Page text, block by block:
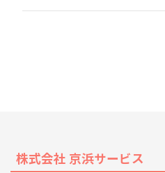
株式会社 京浜サービス